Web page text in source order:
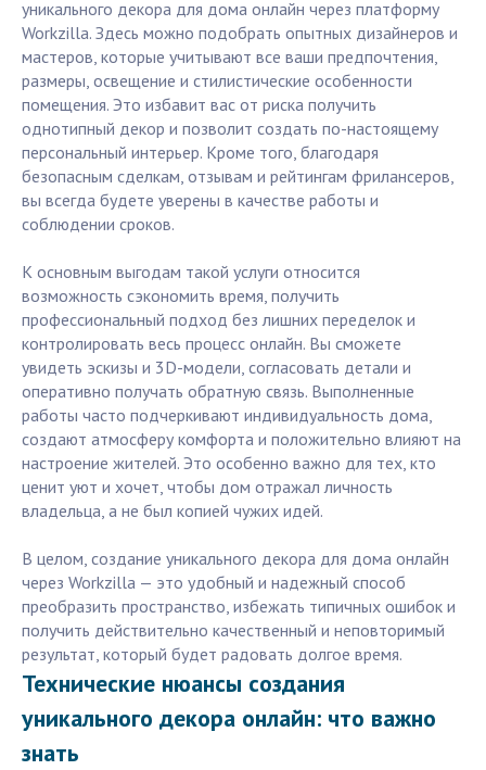
уникального декора для дома онлайн через платформу
Workzilla. Здесь можно подобрать опытных дизайнеров и
мастеров, которые учитывают все ваши предпочтения,
размеры, освещение и стилистические особенности
помещения. Это избавит вас от риска получить
однотипный декор и позволит создать по-настоящему
персональный интерьер. Кроме того, благодаря
безопасным сделкам, отзывам и рейтингам фрилансеров,
вы всегда будете уверены в качестве работы и
соблюдении сроков.
К основным выгодам такой услуги относится
возможность сэкономить время, получить
профессиональный подход без лишних переделок и
контролировать весь процесс онлайн. Вы сможете
увидеть эскизы и 3D-модели, согласовать детали и
оперативно получать обратную связь. Выполненные
работы часто подчеркивают индивидуальность дома,
создают атмосферу комфорта и положительно влияют на
настроение жителей. Это особенно важно для тех, кто
ценит уют и хочет, чтобы дом отражал личность
владельца, а не был копией чужих идей.
В целом, создание уникального декора для дома онлайн
через Workzilla — это удобный и надежный способ
преобразить пространство, избежать типичных ошибок и
получить действительно качественный и неповторимый
результат, который будет радовать долгое время.
Технические нюансы создания
уникального декора онлайн: что важно
знать